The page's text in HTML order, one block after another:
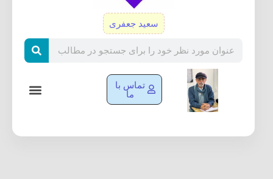
سعید جعفری
تماس با
ما